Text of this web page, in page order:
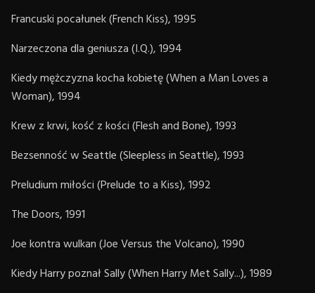
Francuski pocałunek (French Kiss), 1995
Narzeczona dla geniusza (I.Q.), 1994
Kiedy mężczyzna kocha kobietę (When a Man Loves a
Woman), 1994
Krew z krwi, kość z kości (Flesh and Bone), 1993
Bezsenność w Seattle (Sleepless in Seattle), 1993
Preludium miłości (Prelude to a Kiss), 1992
The Doors, 1991
Joe kontra wulkan (Joe Versus the Volcano), 1990
Kiedy Harry poznał Sally (When Harry Met Sally...), 1989